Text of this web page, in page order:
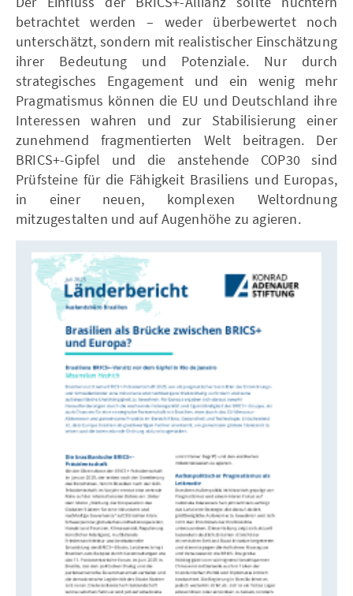
betrachtet werden – weder überbewertet noch
unterschätzt, sondern mit realistischer Einschätzung
ihrer Bedeutung und Potenziale. Nur durch
strategisches Engagement und ein wenig mehr
Pragmatismus können die EU und Deutschland ihre
Interessen wahren und zur Stabilisierung einer
zunehmend fragmentierten Welt beitragen. Der
BRICS+-Gipfel und die anstehende COP30 sind
Prüfsteine für die Fähigkeit Brasiliens und Europas,
in einer neuen, komplexen Weltordnung
mitzugestalten und auf Augenhöhe zu agieren.